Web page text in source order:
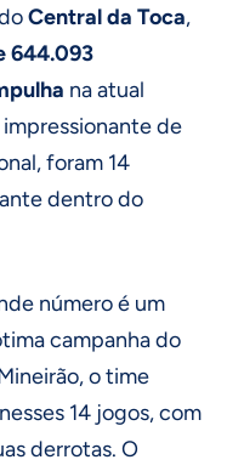
Central da Toca,
644.093
na atual
impressionante de
foram 14
dentro do
número é um
campanha do
o time
14 jogos, com
derrotas. O